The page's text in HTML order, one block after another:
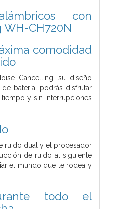
con
WH-CH720N
comodidad
Cancelling, su diseño
batería, podrás disfrutar
y sin interrupciones
ruido dual y el procesador
de ruido al siguiente
el mundo que te rodea y
todo el